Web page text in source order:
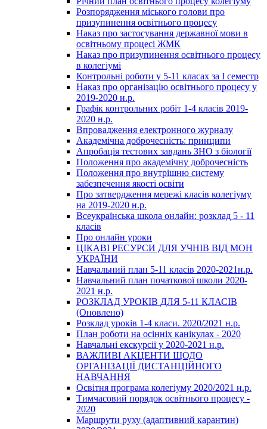
Розпорядження міського голови про
призупинення освітнього процесу
Наказ про застосування державної мови в
освітньому процесі ЖМК
Наказ про призупинення освітнього процесу
в колегіумі
Контрольні роботи у 5-11 класах за І семестр
Наказ про організацію освітнього процесу у
2019-2020 н.р.
Графік контрольних робіт 1-4 класів 2019-
2020 н.р.
Впровадження електронного журналу
Академічна доброчесність: принципи
Апробація тестових завдань ЗНО з біології
Положення про академічну доброчесність
Положення про внутрішню систему
забезпечення якості освіти
Про затвердження мережі класів колегіуму
на 2019-2020 н.р.
Всеукраїнська школа онлайн: розклад 5 - 11
класів
Про онлайн уроки
ЦІКАВІ РЕСУРСИ ДЛЯ УЧНІВ ВІД МОН
УКРАЇНИ
Навчальний план 5-11 класів 2020-2021н.р.
Навчальний план початкової школи 2020-
2021 н.р.
РОЗКЛАД УРОКІВ ДЛЯ 5-11 КЛАСІВ
(Оновлено)
Розклад уроків 1-4 класи. 2020/2021 н.р.
План роботи на осінніх канікулах - 2020
Навчальні екскурсії у 2020-2021 н.р.
ВАЖЛИВІ АКЦЕНТИ ЩОДО
ОРГАНІЗАЦІЇ ДИСТАНЦІЙНОГО
НАВЧАННЯ
Освітня програма колегіуму 2020/2021 н.р.
Тимчасовий порядок освітнього процесу -
2020
Маршрути руху (адаптивний карантин)